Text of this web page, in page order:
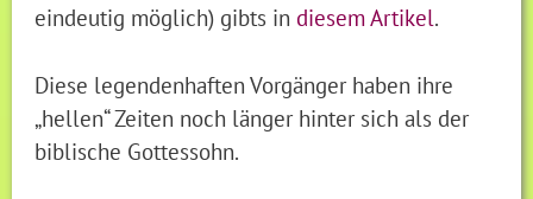
eindeutig möglich) gibts in diesem Artikel.
Diese legendenhaften Vorgänger haben ihre
„hellen“ Zeiten noch länger hinter sich als der
biblische Gottessohn.